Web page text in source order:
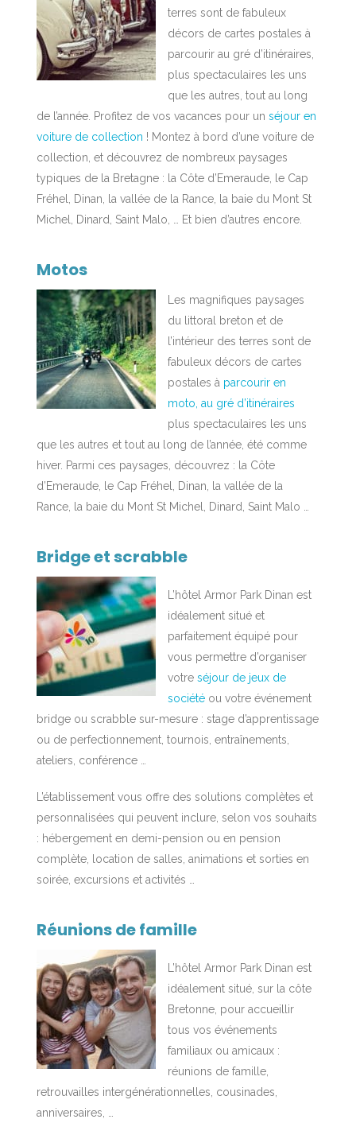
terres sont de fabuleux
décors de cartes postales à
parcourir au gré d’itinéraires,
plus spectaculaires les uns
que les autres, tout au long
de l’année. Profitez de vos vacances pour unséjour en
voiture de collection ! Montez à bord d’une voiture de
collection, et découvrez de nombreux paysages
typiques de la Bretagne : la Côte d’Emeraude, le Cap
Fréhel, Dinan, la vallée de la Rance, la baie du Mont St
Michel, Dinard, Saint Malo, … Et bien d’autres encore.
Motos
Les magnifiques paysages
du littoral breton et de
l’intérieur des terres sont de
fabuleux décors de cartes
postales à parcourir en
moto, au gré d’itinéraires
plus spectaculaires les uns
que les autres et tout au long de l’année, été comme
hiver. Parmi ces paysages, découvrez : la Côte
d’Emeraude, le Cap Fréhel, Dinan, la vallée de la
Rance, la baie du Mont St Michel, Dinard, Saint Malo …
Bridge et scrabble
L’hôtel Armor Park Dinan est
idéalement situé et
parfaitement équipé pour
vous permettre d’organiser
votreséjour de jeux de
société ou votre événement
bridge ou scrabble sur-mesure : stage d’apprentissage
ou de perfectionnement, tournois, entraînements,
ateliers, conférence …
L’établissement vous offre des solutions complètes et
personnalisées qui peuvent inclure, selon vos souhaits
: hébergement en demi-pension ou en pension
complète, location de salles, animations et sorties en
soirée, excursions et activités …
Réunions de famille
L’hôtel Armor Park Dinan est
idéalement situé, sur la côte
Bretonne, pour accueillir
tous vos événements
familiaux ou amicaux :
réunions de famille,
retrouvailles intergénérationnelles, cousinades,
anniversaires, …